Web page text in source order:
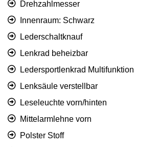
Drehzahlmesser
Innenraum: Schwarz
Lederschaltknauf
Lenkrad beheizbar
Ledersportlenkrad Multifunktion
Lenksäule verstellbar
Leseleuchte vorn/hinten
Mittelarmlehne vorn
Polster Stoff